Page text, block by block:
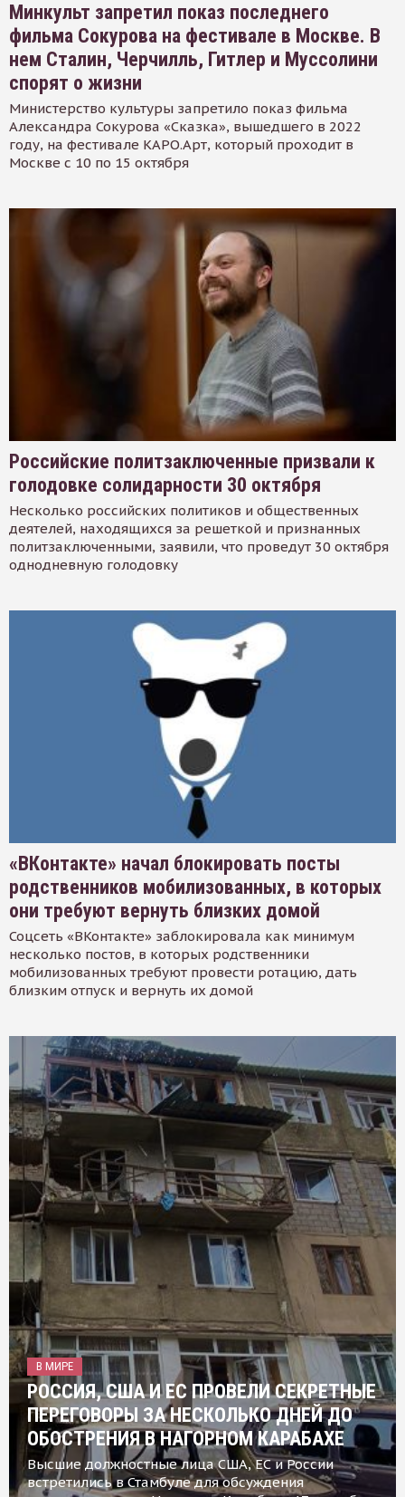
Минкульт запретил показ последнего
фильма Сокурова на фестивале в Москве. В
нем Сталин, Черчилль, Гитлер и Муссолини
спорят о жизни
Министерство культуры запретило показ фильма
Александра Сокурова «Сказка», вышедшего в 2022
году, на фестивале КАРО.Арт, который проходит в
Москве с 10 по 15 октября
Российские политзаключенные призвали к
голодовке солидарности 30 октября
Несколько российских политиков и общественных
деятелей, находящихся за решеткой и признанных
политзаключенными, заявили, что проведут 30 октября
однодневную голодовку
«ВКонтакте» начал блокировать посты
родственников мобилизованных, в которых
они требуют вернуть близких домой
Соцсеть «ВКонтакте» заблокировала как минимум
несколько постов, в которых родственники
мобилизованных требуют провести ротацию, дать
близким отпуск и вернуть их домой
В МИРЕ
РОССИЯ, США И ЕС ПРОВЕЛИ СЕКРЕТНЫЕ
ПЕРЕГОВОРЫ ЗА НЕСКОЛЬКО ДНЕЙ ДО
ОБОСТРЕНИЯ В НАГОРНОМ КАРАБАХЕ
Высшие должностные лица США, ЕС и России
встретились в Стамбуле для обсуждения